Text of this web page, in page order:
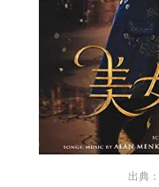
出典：